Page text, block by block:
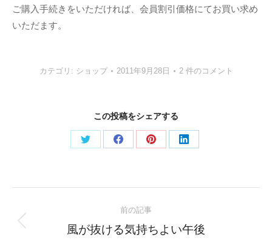
ご購入手続きをいただければ、会員割引価格にてお買い求め
いただます。
カテゴリ: ショップ 2011年9月28日 2 件のコメント
この投稿をシェアする
Share
Share
Share
Share
navigation
前の記事
Previous
風が抜ける気持ちよい午後